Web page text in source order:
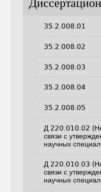
35.2.008.01
35.2.008.02
35.2.008.03
35.2.008.04
35.2.008.05
Д 220.010.02
связи с
научных
Д 220.010.03
связи с
научных